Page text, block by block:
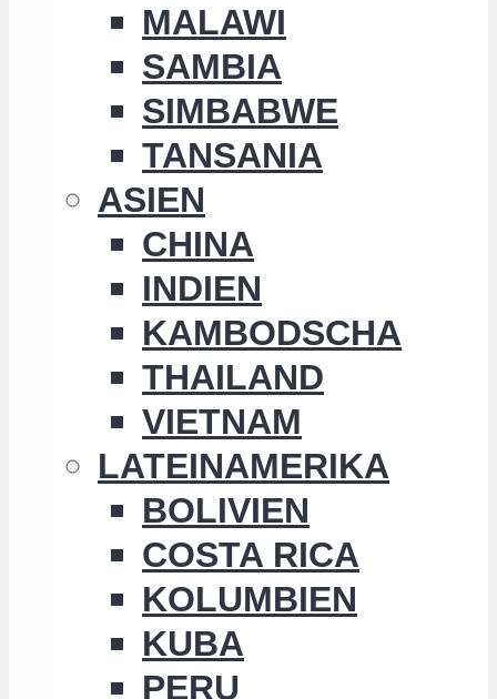
MALAWI
SAMBIA
SIMBABWE
TANSANIA
ASIEN
CHINA
INDIEN
KAMBODSCHA
THAILAND
VIETNAM
LATEINAMERIKA
BOLIVIEN
COSTA RICA
KOLUMBIEN
KUBA
PERU